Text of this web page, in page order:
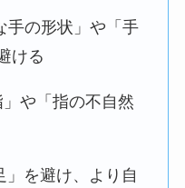
手の形状」や「手
ける
や「指の不自然
を避け、より自